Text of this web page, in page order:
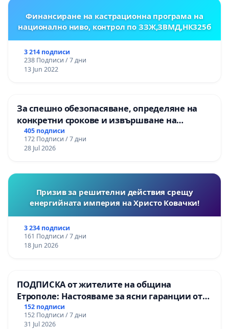
Финансиране на кастрационна програма на
национално ниво, контрол по ЗЗЖ,ЗВМД,НК325б
3 214 подписи
238 Подписи / 7 дни
13 Jun 2022
За спешно обезопасяване, определяне на
конкретни срокове и извършване на
цялостна рехабилитация на
републиканския път между пътен възел АМ
„Тракия“ - гр. Ихтиман - с. Мирово - к.к.
405 подписи
172 Подписи / 7 дни
28 Jul 2026
Призив за решителни действия срещу
енергийната империя на Христо Ковачки!
3 234 подписи
161 Подписи / 7 дни
18 Jun 2026
ПОДПИСКА от жителите на община
Етрополе: Настояваме за ясни гаранции от
“Елаците-МЕД” АД и от държавата, че ще се
изпълнят всички екологични норми!
152 подписи
152 Подписи / 7 дни
31 Jul 2026